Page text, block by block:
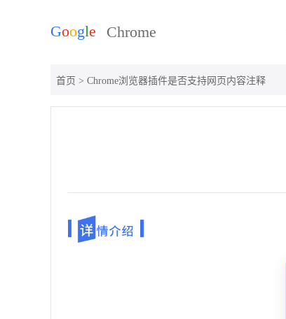
首页 > Chrome浏览器插件是否支持网页内容注释